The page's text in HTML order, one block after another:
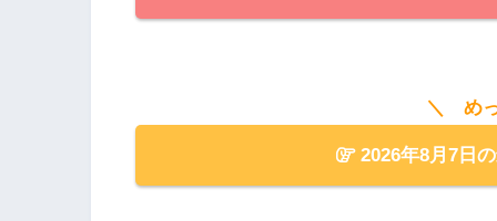
＼ め
2026年8月7日